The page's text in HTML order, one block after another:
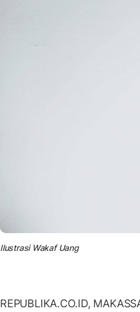
Ilustrasi Wakaf Uang
REPUBLIKA.CO.ID,